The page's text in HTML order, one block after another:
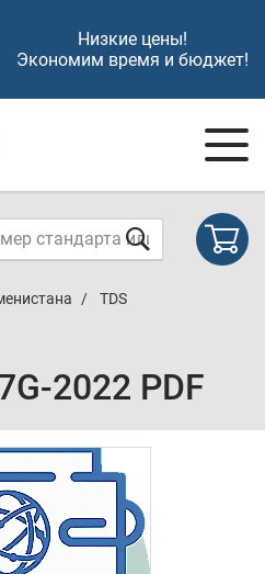
Низкие цены!
Экономим время и бюджет!
TDS
2022 PDF